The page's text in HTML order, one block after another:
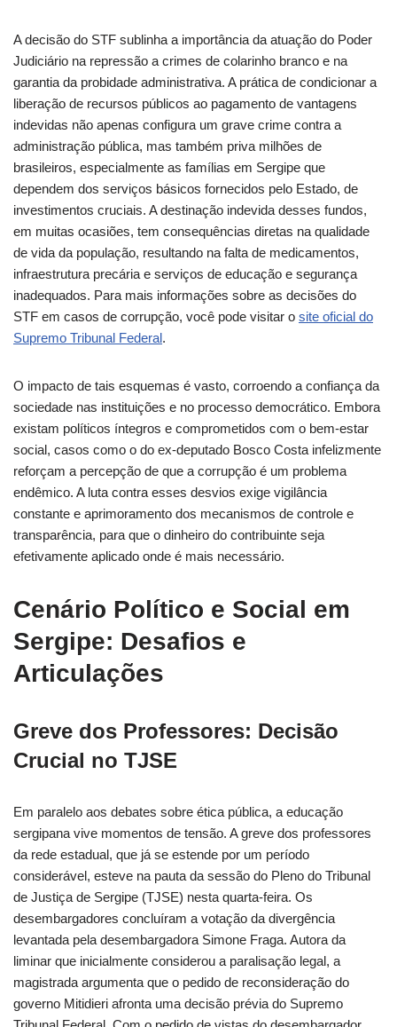
A decisão do STF sublinha a importância da atuação do Poder
Judiciário na repressão a crimes de colarinho branco e na
garantia da probidade administrativa. A prática de condicionar a
liberação de recursos públicos ao pagamento de vantagens
indevidas não apenas configura um grave crime contra a
administração pública, mas também priva milhões de
brasileiros, especialmente as famílias em Sergipe que
dependem dos serviços básicos fornecidos pelo Estado, de
investimentos cruciais. A destinação indevida desses fundos,
em muitas ocasiões, tem consequências diretas na qualidade
de vida da população, resultando na falta de medicamentos,
infraestrutura precária e serviços de educação e segurança
inadequados. Para mais informações sobre as decisões do
STF em casos de corrupção, você pode visitar o site oficial do
Supremo Tribunal Federal.
O impacto de tais esquemas é vasto, corroendo a confiança da
sociedade nas instituições e no processo democrático. Embora
existam políticos íntegros e comprometidos com o bem-estar
social, casos como o do ex-deputado Bosco Costa infelizmente
reforçam a percepção de que a corrupção é um problema
endêmico. A luta contra esses desvios exige vigilância
constante e aprimoramento dos mecanismos de controle e
transparência, para que o dinheiro do contribuinte seja
efetivamente aplicado onde é mais necessário.
Cenário Político e Social em
Sergipe: Desafios e
Articulações
Greve dos Professores: Decisão
Crucial no TJSE
Em paralelo aos debates sobre ética pública, a educação
sergipana vive momentos de tensão. A greve dos professores
da rede estadual, que já se estende por um período
considerável, esteve na pauta da sessão do Pleno do Tribunal
de Justiça de Sergipe (TJSE) nesta quarta-feira. Os
desembargadores concluíram a votação da divergência
levantada pela desembargadora Simone Fraga. Autora da
liminar que inicialmente considerou a paralisação legal, a
magistrada argumenta que o pedido de reconsideração do
governo Mitidieri afronta uma decisão prévia do Supremo